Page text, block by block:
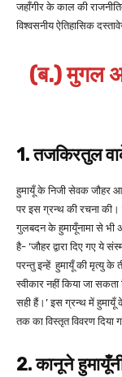
जहाँगीर के काल की
विश्वसनीय ऐतिहासिक
(ब.) मुगल
1. तजकिरतुल
हुमायूँ के निजी सेवक जौहर
पर इस ग्रन्थ की रचना
गुलबदन के हुमायूँनामा से भी
है- ‘जौहर द्वारा दिए गए ये
परन्तु इन्हें हुमायूँ की मृत्यु के
स्वीकार नहीं किया जा
सही हैं।’ इस ग्रन्थ में हुमायूँ
तक का विस्तृत विवरण दिया
2. कानूने